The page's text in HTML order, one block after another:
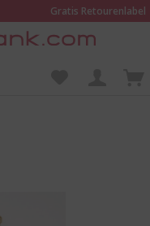
Gratis Retourenlabel
und beraten lassen